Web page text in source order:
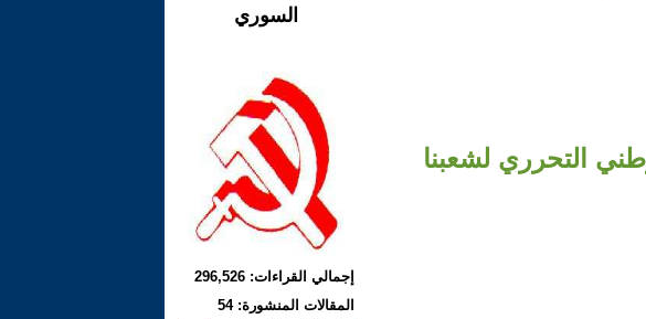
التحرري لشعبنا
السوري
إجمالي القراءات: 296,526
المقالات المنشورة: 54